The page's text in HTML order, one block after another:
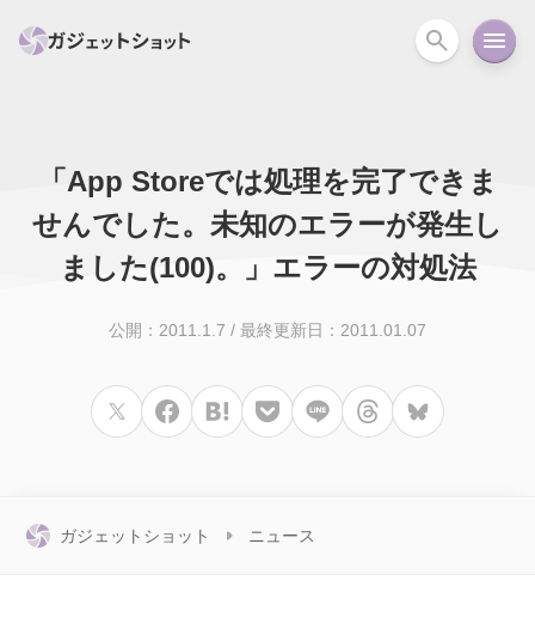
すべて スマホ PC関連 カメラ ウェアラ
セール情報 スマートホーム アクションカメラ カメラ
「App Storeでは処理を完了できま
せんでした。未知のエラーが発生し
ました(100)。」エラーの対処法
公開：2011.1.7 / 最終更新日：2011.01.07
ガジェットショット ニュース